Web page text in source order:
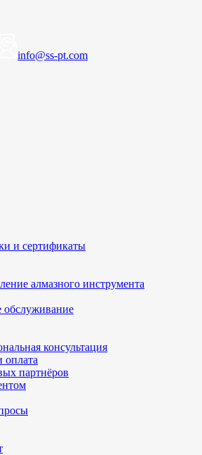
info@ss-pt.com
и сертификаты
алмазного инструмента
обслуживание
консультация
оплата
партнёров